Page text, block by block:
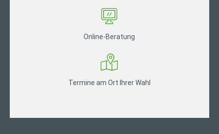
Online-Beratung
Termine am Ort Ihrer Wahl